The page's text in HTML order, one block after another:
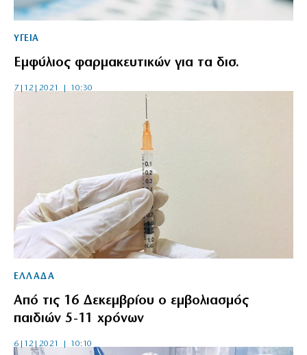
ΥΓΕΙΑ
Εμφύλιος φαρμακευτικών για τα δισ.
7|12|2021 | 10:30
ΕΛΛΑΔΑ
Από τις 16 Δεκεμβρίου ο εμβολιασμός
παιδιών 5-11 χρόνων
6|12|2021 | 10:10